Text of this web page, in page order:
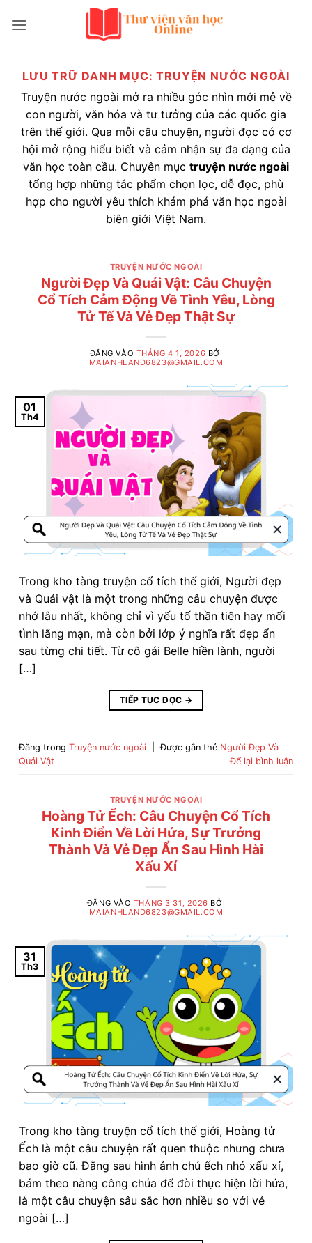
qua
LƯU TRỮ DANH MỤC:TRUYỆN NƯỚC NGOÀI
Truyện nước ngoài mở ra nhiều góc nhìn mới mẻ về
con người, văn hóa và tư tưởng của các quốc gia
trên thế giới. Qua mỗi câu chuyện, người đọc có cơ
hội mở rộng hiểu biết và cảm nhận sự đa dạng của
văn học toàn cầu. Chuyên mục truyện nước ngoài
tổng hợp những tác phẩm chọn lọc, dễ đọc, phù
hợp cho người yêu thích khám phá văn học ngoài
biên giới Việt Nam.
TRUYỆN NƯỚC NGOÀI
Người Đẹp Và Quái Vật: Câu Chuyện
Cổ Tích Cảm Động Về Tình Yêu, Lòng
Tử Tế Và Vẻ Đẹp Thật Sự
ĐĂNG VÀO THÁNG 4 1, 2026 BỞI
MAIANHLAND6823@GMAIL.COM
01
Th4
Trong kho tàng truyện cổ tích thế giới, Người đẹp
và Quái vật là một trong những câu chuyện được
nhớ lâu nhất, không chỉ vì yếu tố thần tiên hay mối
tình lãng mạn, mà còn bởi lớp ý nghĩa rất đẹp ẩn
sau từng chi tiết. Từ cô gái Belle hiền lành, người
[…]
TIẾP TỤC ĐỌC →
Đăng trong Truyện nước ngoài Được gắn thẻ Người Đẹp Và
Quái Vật
Để lại bình luận
TRUYỆN NƯỚC NGOÀI
Hoàng Tử Ếch: Câu Chuyện Cổ Tích
Kinh Điển Về Lời Hứa, Sự Trưởng
Thành Và Vẻ Đẹp Ẩn Sau Hình Hài
Xấu Xí
ĐĂNG VÀO THÁNG 3 31, 2026 BỞI
MAIANHLAND6823@GMAIL.COM
31
Th3
Trong kho tàng truyện cổ tích thế giới, Hoàng tử
Ếch là một câu chuyện rất quen thuộc nhưng chưa
bao giờ cũ. Đằng sau hình ảnh chú ếch nhỏ xấu xí,
bám theo nàng công chúa để đòi thực hiện lời hứa,
là một câu chuyện sâu sắc hơn nhiều so với vẻ
ngoài […]